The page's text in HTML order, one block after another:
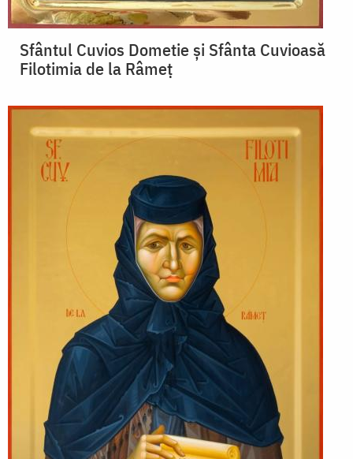
Sfântul Cuvios Dometie și Sfânta Cuvioasă
Filotimia de la Râmeț